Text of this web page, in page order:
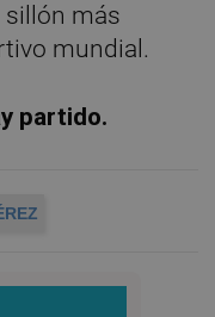
sillón más
mundial.
partido.